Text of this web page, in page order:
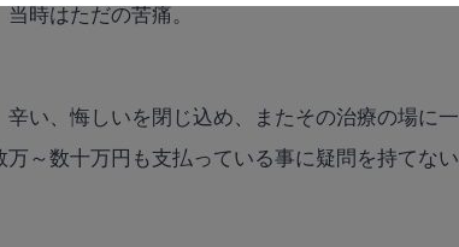
当時はただの苦痛。
い、悔しいを閉じ込め、またその治療の場に一
～数十万円も支払っている事に疑問を持てない